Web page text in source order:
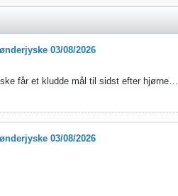
03/08/2026
får et kludde mål til sidst efter hjørne…
03/08/2026